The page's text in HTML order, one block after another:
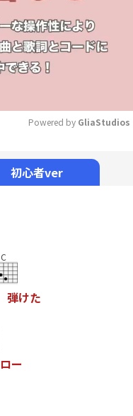
Powered by GliaStudios
初心者ver
C
弾けた
ロー